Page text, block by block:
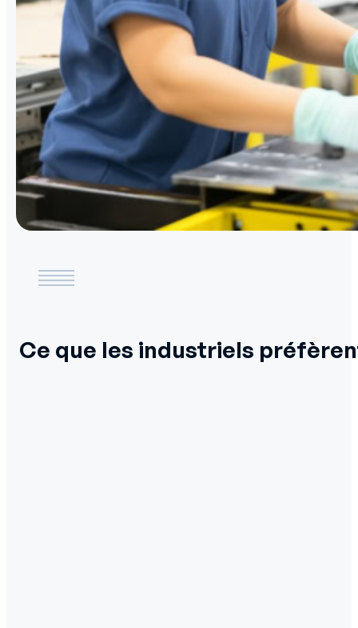
Ce que les industriels